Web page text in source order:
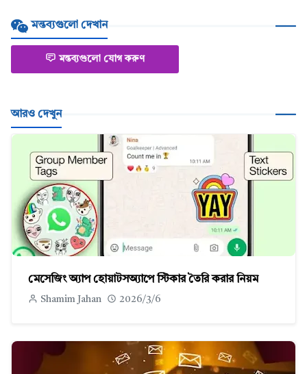
মন্তব্যগুলো দেখান
মন্তব্যগুলো যোগ করুণ
আরও দেখুন
মেসেজিং অ্যাপ হোয়াটসঅ্যাপে স্টিকার তৈরি করার নিয়ম
Shamim Jahan 2026/3/6